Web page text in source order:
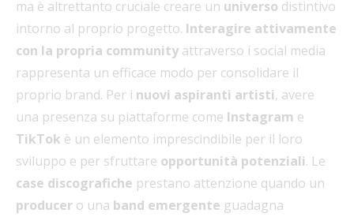
ma è altrettanto cruciale creare un universo distintivo
intorno al proprio progetto. Interagire attivamente
con la propria community attraverso i social media
rappresenta un efficace modo per consolidare il
proprio brand. Per i nuovi aspiranti artisti, avere
una presenza su piattaforme come Instagram e
TikTok è un elemento imprescindibile per il loro
sviluppo e per sfruttare opportunità potenziali. Le
case discografiche prestano attenzione quando un
producer o una band emergente guadagna